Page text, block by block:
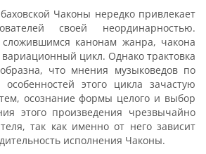
Чаконы нередко привлекает
своей неординарностью.
сложившимся канонам жанра, чакона
вариационный цикл. Однако трактовка
что мнения музыковедов по
особенностей этого цикла зачастую
осознание формы целого и выбор
этого произведения чрезвычайно
так как именно от него зависит
исполнения Чаконы.